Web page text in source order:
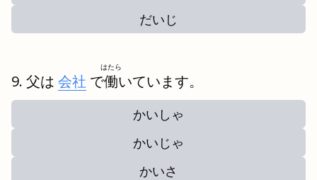
だいじ
父は 会社 で働
はたら
いています。
かいしゃ
かいじゃ
かいさ